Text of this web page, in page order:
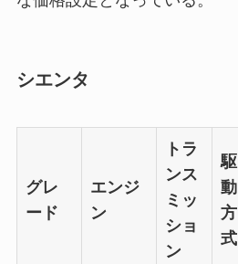
シエンタ
グレ
ード
エンジ
ン
トラ
ンス
ミッ
ショ
ン
駆
動
方
式